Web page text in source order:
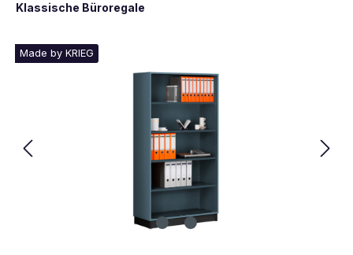
Klassische Büroregale
Made by KRIEG